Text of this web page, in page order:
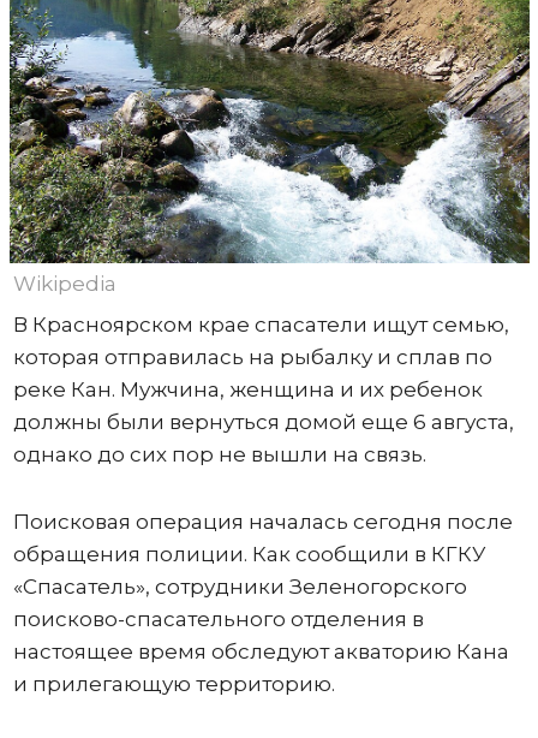
Wikipedia
В Красноярском крае спасатели ищут семью,
которая отправилась на рыбалку и сплав по
реке Кан. Мужчина, женщина и их ребенок
должны были вернуться домой еще 6 августа,
однако до сих пор не вышли на связь.
Поисковая операция началась сегодня после
обращения полиции. Как сообщили в КГКУ
«Спасатель», сотрудники Зеленогорского
поисково-спасательного отделения в
настоящее время обследуют акваторию Кана
и прилегающую территорию.